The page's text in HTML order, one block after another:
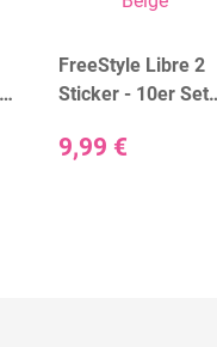
FreeStyle Libre 2
Sticker - 10er Set
9,99 €